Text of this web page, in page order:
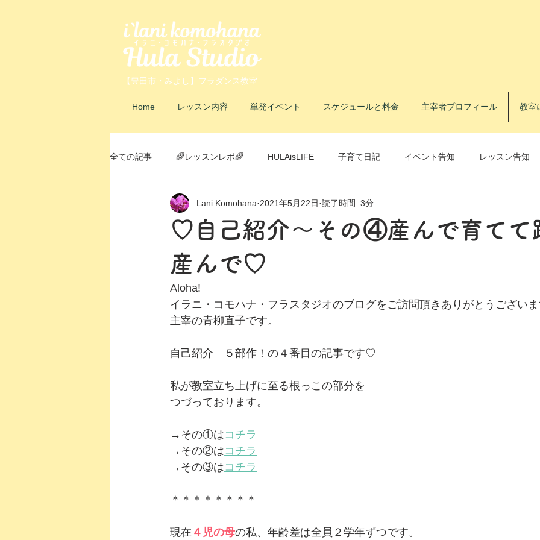
【豊田市・みよし】フラダンス教室
Home レッスン内容 単発イベント スケジュールと料金 主宰者プロフィール 教室
全ての記事 🌈レッスンレポ🌈 HULAisLIFE 子育て日記 イベント告知 レッスン告知
イベントレポ レッスン告知 フラトレ®️
♡自己紹介～その④産んで育てて
産んで♡
Lani Komohana 2021年5月22日 読了時間: 3分
Aloha!
イラニ・コモハナ・フラスタジオのブログをご訪問頂きありがとうござい
主宰の青柳直子です。
自己紹介　５部作！の４番目の記事です♡
私が教室立ち上げに至る根っこの部分を
つづっております。
→その①はコチラ
→その②はコチラ
→その③はコチラ
＊＊＊＊＊＊＊＊
現在 ４児の母の私、年齢差は全員２学年ずつです。